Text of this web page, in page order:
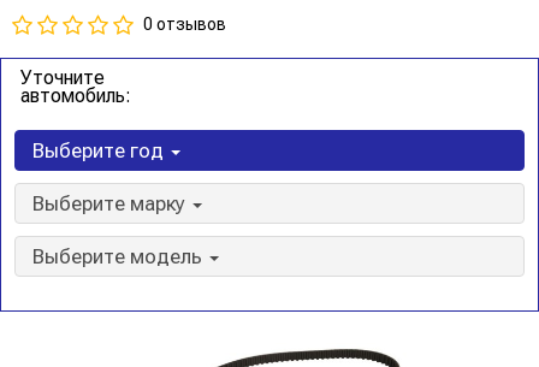
0 отзывов
Уточните
автомобиль:
Выберите год
Выберите марку
Выберите модель